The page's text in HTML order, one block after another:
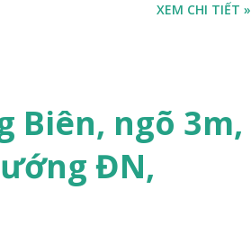
Miễn trung gian &
0984 999 007 - 0915
cần bán tại quận Long
www.nhadatlongbien.vn .
nhà đất tại quận Long
MIỄN PHÍ
XEM CHI TIẾT »
Biên, ngõ 3m,
ĐN,